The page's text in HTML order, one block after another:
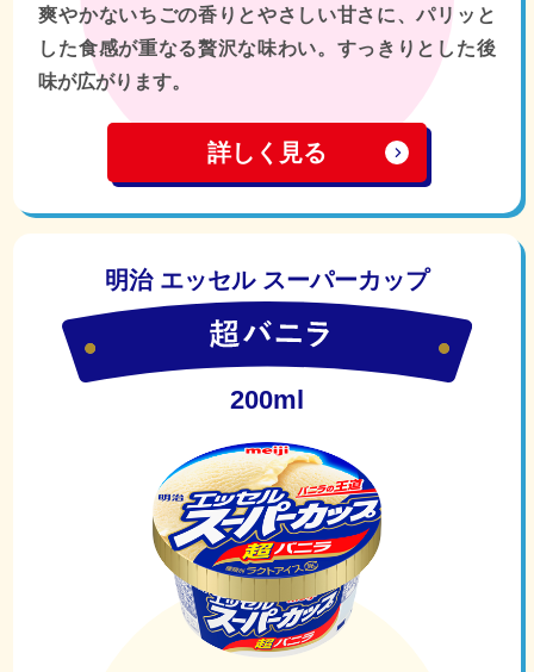
爽やかないちごの香りとやさしい甘さに、パリッと
した食感が重なる贅沢な味わい。すっきりとした後
味が広がります。
詳しく見る
明治 エッセル スーパーカップ
200ml